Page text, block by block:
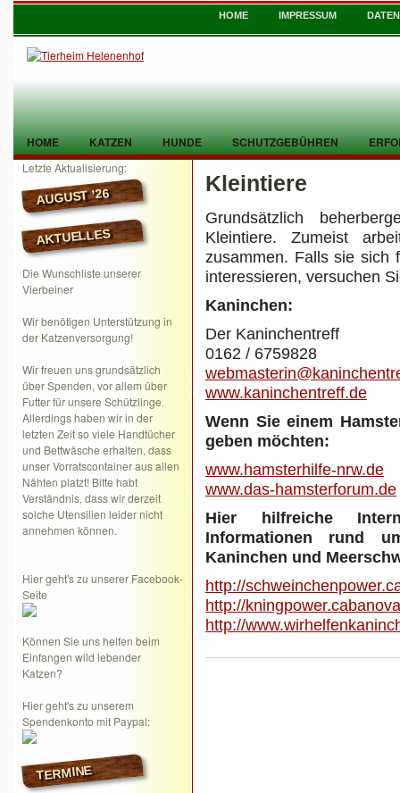
HOME IMPRESSUM
HOME KATZEN HUNDE SCHUTZGEBÜHREN
TIER GEFUNDEN KONTAKT
Letzte Aktualisierung:
AUGUST ’26
AKTUELLES
Die Wunschliste unserer
Vierbeiner
Wir benötigen Unterstützung in
der Katzenversorgung!
Wir freuen uns grundsätzlich
über Spenden, vor allem über
Futter für unsere Schützlinge.
Allerdings haben wir in der
letzten Zeit so viele Handtücher
und Bettwäsche erhalten, dass
unser Vorratscontainer aus allen
Nähten platzt! Bitte habt
Verständnis, dass wir derzeit
solche Utensilien leider nicht
annehmen können.
Hier geht's zu unserer Facebook-
Seite
Können Sie uns helfen beim
Einfangen wild lebender
Katzen?
Hier geht's zu unserem
Spendenkonto mit Paypal:
TERMINE
Kleintiere
Grundsätzlich
Kleintiere. Zumeist
zusammen. Falls sie sich
interessieren, versuchen
Kaninchen:
Der Kaninchentreff
0162 / 6759828
www.kaninchentreff.de
Wenn Sie einem
geben möchten:
www.hamsterhilfe-nrw.de
www.das-hamsterforum.de
Hier hilfreiche
Informationen rund
Kaninchen und
http://
http://
http://